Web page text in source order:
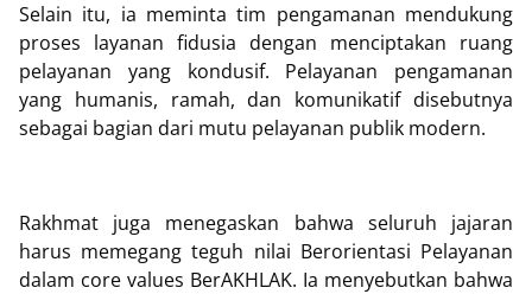
Selain itu, ia meminta tim pengamanan mendukung
proses layanan fidusia dengan menciptakan ruang
pelayanan yang kondusif. Pelayanan pengamanan
yang humanis, ramah, dan komunikatif disebutnya
sebagai bagian dari mutu pelayanan publik modern.
Rakhmat juga menegaskan bahwa seluruh jajaran
harus memegang teguh nilai Berorientasi Pelayanan
dalam core values BerAKHLAK. Ia menyebutkan bahwa